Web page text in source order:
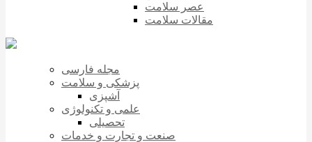
عصر سلامت
مقالات سلامت
مجله فارسی
پزشکی و سلامت
آشپزی
علمی و تکنولوژی
تحصیلی
صنعت و تجارت و خدمات